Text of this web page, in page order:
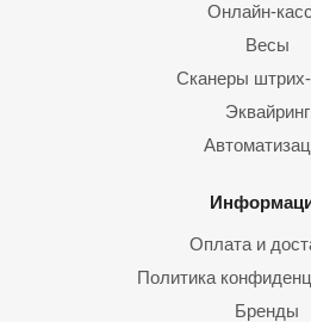
Онлайн-
Весы
Сканеры
Эквайринг
Оплата и
Политика
Бренды